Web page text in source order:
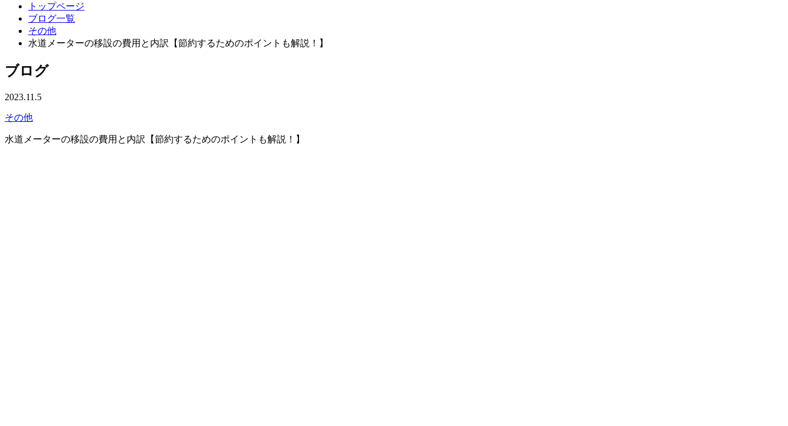
トップページ
ブログ一覧
その他
水道メーターの移設の費用と内訳【節約するためのポイントも解説！】
ブログ
2023.11.5
その他
水道メーターの移設の費用と内訳【節約するためのポイントも解説！】